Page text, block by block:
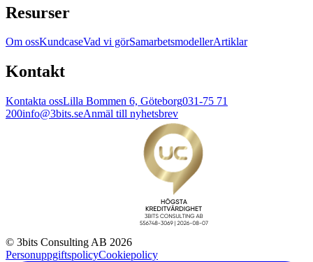
Resurser
Om ossKundcaseVad vi görSamarbetsmodellerArtiklar
Kontakt
Kontakta ossLilla Bommen 6, Göteborg031-75 71
200info@3bits.seAnmäl till nyhetsbrev
© 3bits Consulting AB 2026
PersonuppgiftspolicyCookiepolicy